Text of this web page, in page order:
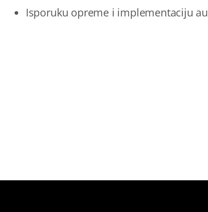
Isporuku opreme i implementaciju